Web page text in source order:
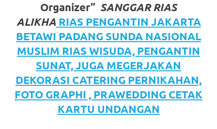
guys
https://
his
comment
Organizer” SANGGAR RIAS
ALIKHA RIAS PENGANTIN JAKARTA
BETAWI PADANG SUNDA NASIONAL
MUSLIM RIAS WISUDA, PENGANTIN
SUNAT, JUGA MEGERJAKAN
DEKORASI CATERING PERNIKAHAN,
FOTO GRAPHI , PRAWEDDING CETAK
KARTU UNDANGAN